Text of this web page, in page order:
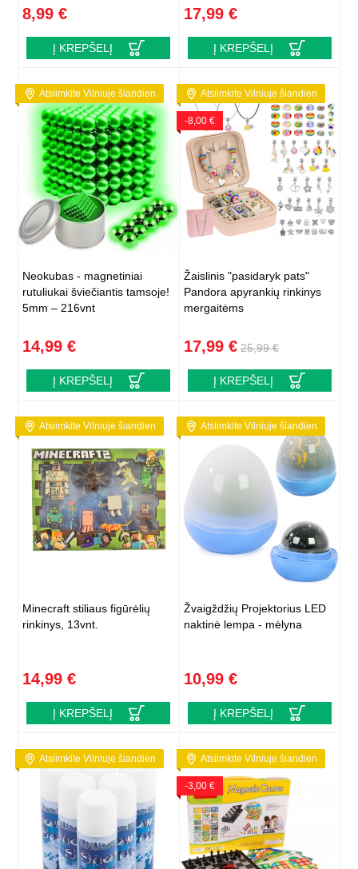
8,99 €
Į KREPŠELĮ
17,99 €
Į KREPŠELĮ
Atsiimkite Vilniuje šiandien
Neokubas - magnetiniai
rutuliukai šviečiantis tamsoje!
5mm – 216vnt
14,99 €
Į KREPŠELĮ
Atsiimkite Vilniuje šiandien
-8,00 €
Žaislinis "pasidaryk pats"
Pandora apyrankių rinkinys
mergaitėms
17,99 € 25,99 €
Į KREPŠELĮ
Atsiimkite Vilniuje šiandien
Minecraft stiliaus figūrėlių
rinkinys, 13vnt.
14,99 €
Į KREPŠELĮ
Atsiimkite Vilniuje šiandien
Žvaigždžių Projektorius LED
naktinė lempa - mėlyna
10,99 €
Į KREPŠELĮ
Atsiimkite Vilniuje šiandien Atsiimkite Vilniuje šiandien
-3,00 €